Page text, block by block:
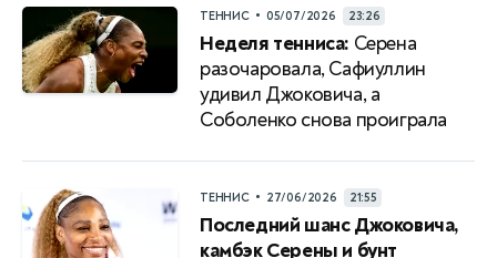
ТЕННИС • 05/07/2026 23:26
Неделя тенниса: Серена
разочаровала, Сафиуллин
удивил Джоковича, а
Соболенко снова проиграла
ТЕННИС • 27/06/2026 21:55
Последний шанс Джоковича,
камбэк Серены и бунт